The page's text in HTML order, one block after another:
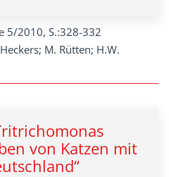
5/2010, S.:328-332
M. Rütten; H.W.
von Katzen mit